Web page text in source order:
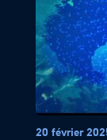
20 février